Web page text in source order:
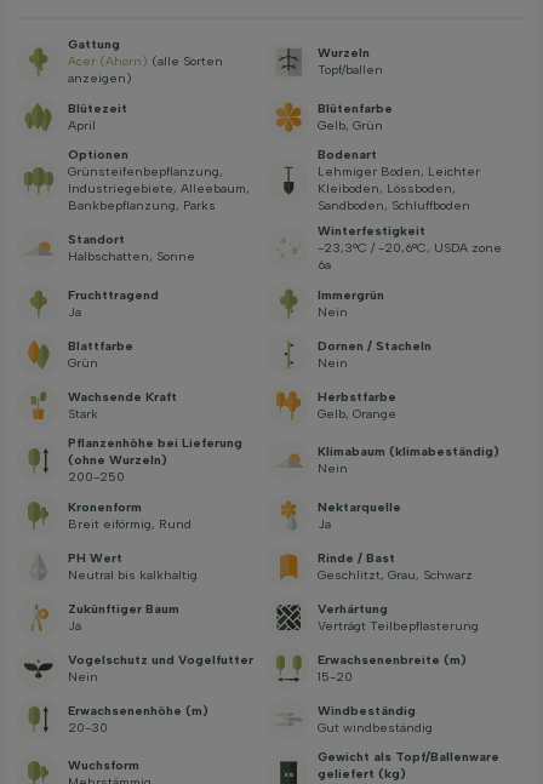
Gattung
Acer (Ahorn) (alle Sorten
anzeigen)
Wurzeln
Topf/ballen
Blütezeit
April
Blütenfarbe
Gelb, Grün
Optionen
Grünsteifenbepflanzung,
Industriegebiete, Alleebaum,
Bankbepflanzung, Parks
Bodenart
Lehmiger Boden, Leichter
Kleiboden, Lössboden,
Sandboden, Schluffboden
Standort
Halbschatten, Sonne
Winterfestigkeit
-23,3°C / -20,6°C, USDA zone
6a
Fruchttragend
Ja
Immergrün
Nein
Blattfarbe
Grün
Dornen / Stacheln
Nein
Wachsende Kraft
Stark
Herbstfarbe
Gelb, Orange
Pflanzenhöhe bei Lieferung
(ohne Wurzeln)
200-250
Klimabaum (klimabeständig)
Nein
Kronenform
Breit eiförmig, Rund
Nektarquelle
Ja
PH Wert
Neutral bis kalkhaltig
Rinde / Bast
Geschlitzt, Grau, Schwarz
Zukünftiger Baum
Ja
Verhärtung
Verträgt Teilbepflasterung
Vogelschutz und Vogelfutter
Nein
Erwachsenenbreite (m)
15-20
Erwachsenenhöhe (m)
20-30
Windbeständig
Gut windbeständig
Wuchsform
Gewicht als Topf/Ballenware
geliefert (kg)